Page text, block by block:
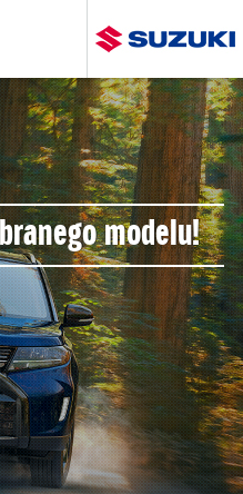
modelu!